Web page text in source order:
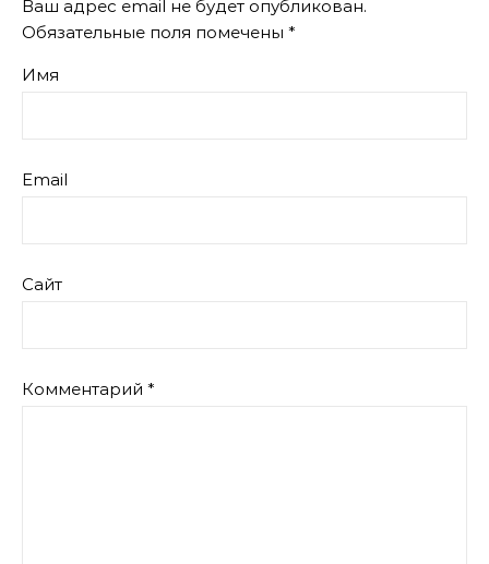
Ваш адрес email не будет опубликован.
Обязательные поля помечены *
Имя
Email
Сайт
Комментарий *